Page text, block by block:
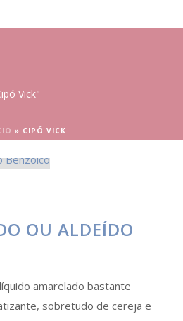
Vick"
» CIPÓ VICK
OU ALDEÍDO
amarelado bastante
sobretudo de cereja e